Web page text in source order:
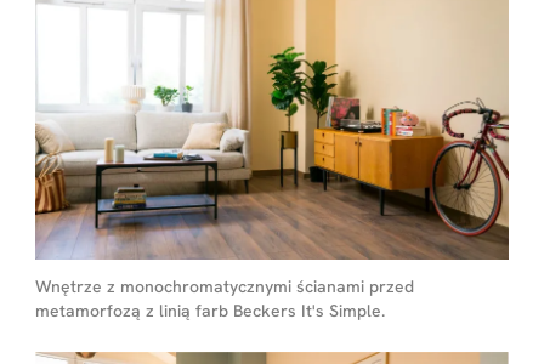
Wnętrze z monochromatycznymi ścianami przed
metamorfozą z linią farb Beckers It's Simple.